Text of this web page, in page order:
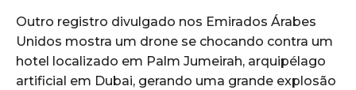
Outro registro divulgado nos Emirados Árabes
Unidos mostra um drone se chocando contra um
hotel localizado em Palm Jumeirah, arquipélago
artificial em Dubai, gerando uma grande explosão